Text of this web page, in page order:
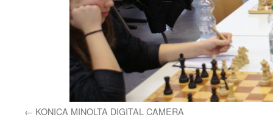
KONICA MINOLTA DIGITAL CAMERA